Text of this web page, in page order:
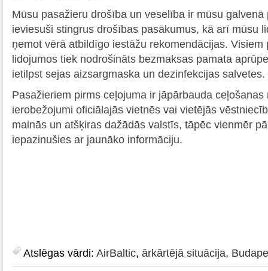
Mūsu pasažieru drošība un veselība ir mūsu galvenā
ieviesuši stingrus drošības pasākumus, kā arī mūsu
ņemot vērā atbildīgo iestāžu rekomendācijas. Visiem
lidojumos tiek nodrošināts bezmaksas pamata
ietilpst sejas aizsargmaska un dezinfekcijas salvetes.
Pasažieriem pirms ceļojuma ir jāpārbauda
ierobežojumi oficiālajās vietnēs vai vietējās
mainās un atšķiras dažādās valstīs, tāpēc vienmēr
iepazinušies ar jaunāko informāciju.
Atslēgas vārdi: AirBaltic, ārkārtējā situācija,